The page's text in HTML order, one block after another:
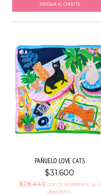
AGREGAR AL CARRITO
PAÑUELO LOVE CATS
$31.600
$28.440 con transferencia o
depósito.